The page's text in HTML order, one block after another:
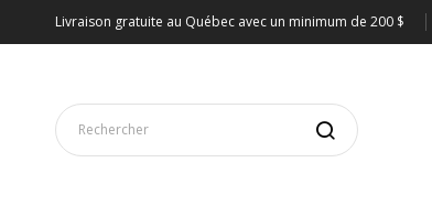
Livraison gratuite au Québec avec un minimum de 200 $